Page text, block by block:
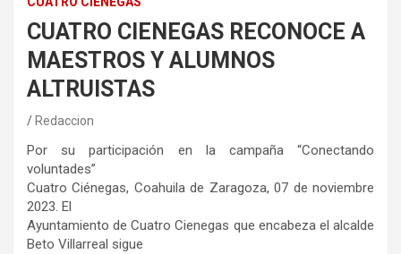
CUATRO CIENEGAS RECONOCE A
MAESTROS Y ALUMNOS
ALTRUISTAS
Redaccion
Por su participación en la campaña “Conectando
voluntades”
Cuatro Ciénegas, Coahuila de Zaragoza, 07 de noviembre
2023. El
Ayuntamiento de Cuatro Cienegas que encabeza el alcalde
Beto Villarreal sigue